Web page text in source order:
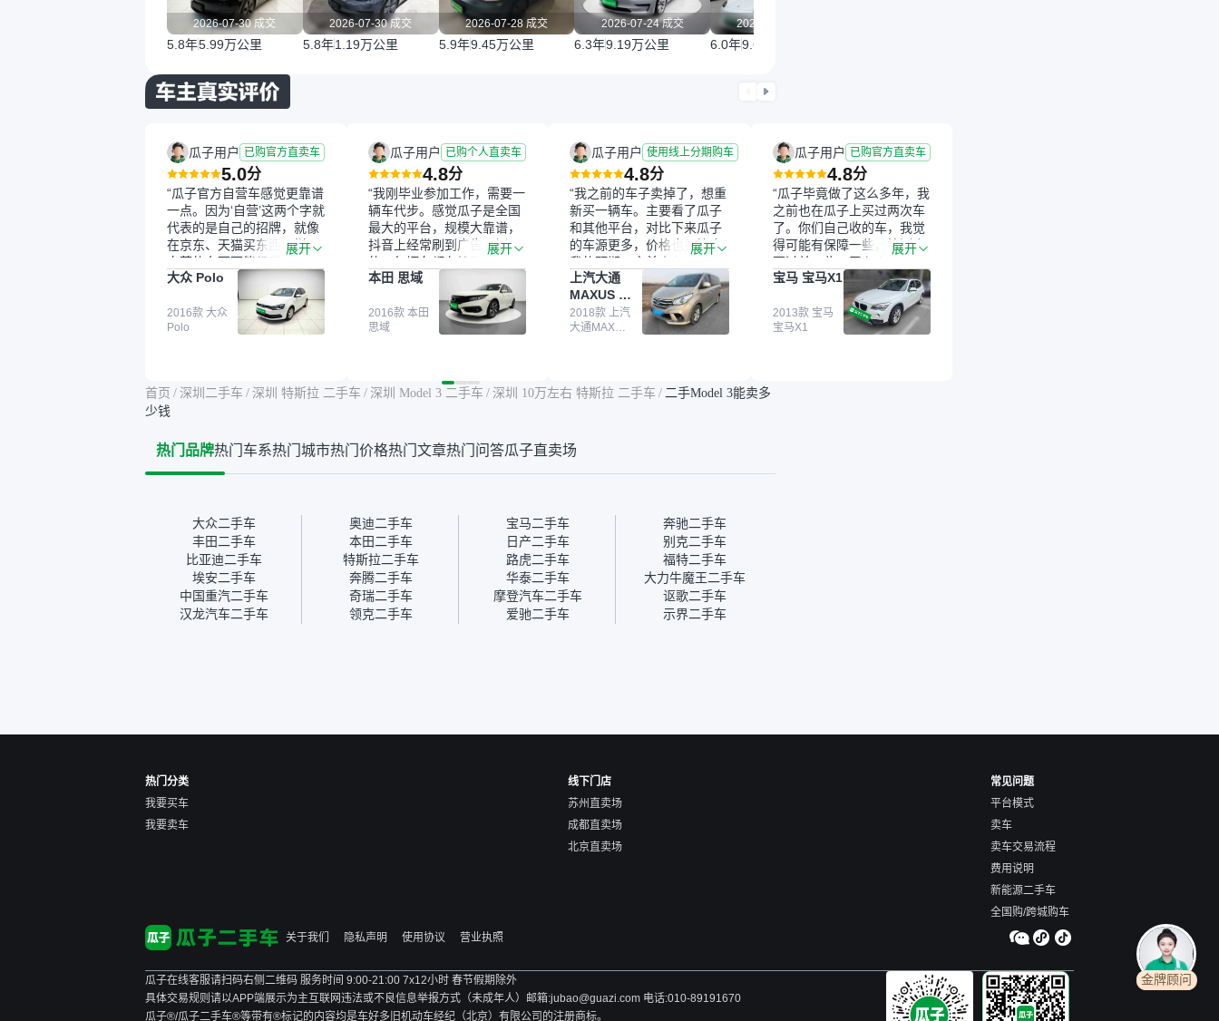
2026-07-30 成交
5.8年5.99万公里
2026-07-30 成交
5.8年1.19万公里
2026-07-28 成交
5.9年9.45万公里
2026-07-24 成交
6.3年9.19万公里
2026-07-23 成交
6.0年9.62万公里
瓜子用户 已购官方直卖车
5.0分
“瓜子官方自营车感觉更靠谱
一点。因为‘自营’这两个字就
代表的是自己的招牌，就像
在京东、天猫买东西一样，
自营的东西可能都要好一
点。就是这种刻板印象吧。
一开始买二手车的时候，我
确实有担心过事故车、泡水
车这些问题。瓜子的检测报
况。我拿到你们的信息之
后，自己又在线上去做了一
台），同时也找了朋友帮忙
线下看车。结果跟你们的报
我第一天看车，第二天你们
就约我到店，我第三天去提
的车。去之前我提前跟交接
人员说好，到了之后要当着
我的面再做一次复检，你们
也安排了师傅，服务可以，
速度很快。体验下来自营车
展开
大众 Polo
2016款 大众
Polo
瓜子用户 已购个人直卖车
4.8分
“我刚毕业参加工作，需要一
辆车代步。感觉瓜子是全国
最大的平台，规模大靠谱，
抖音上经常刷到广告，挺火
的。每辆车都有检测报告，
这个让我很放心。去外面买
车全凭卖家一张嘴，不敢
买。我买了本田思域，白
色，过户次数少，公里数符
平台，车价贵点也正常，毕
竟有保障。其他平台上很多
多花点钱买个放心。从个人
展开
本田 思域
2016款 本田
思域
瓜子用户 使用线上分期购车
4.8分
“我之前的车子卖掉了，想重
新买一辆车。主要看了瓜子
和其他平台，对比下来瓜子
的车源更多，价格也更符合
我的预期。之前卖车来过瓜
子，虽然价格没谈成，但
APP一直留着。瓜子毕竟是
大平台，整体印象还好。我
最终买了一台上汽大通，18
期，这一点很便捷，其他平
心的额外价值。虽然我砍过
为瓜子有质保，车子出小毛
病维修更有保障。”
展开
上汽大通
MAXUS 大
通G10
2018款 上汽
大通MAXUS
瓜子用户 已购官方直卖车
4.8分
“瓜子毕竟做了这么多年，我
之前也在瓜子上买过两次车
了。你们自己收的车，我觉
得可能有保障一些，检测会
更过关一些。平台自己收上
来再卖的车，应该更可靠。
我买的是宝马X1，主要看中
它的价格和公里数比较合
适。另外，瓜子承诺无火
展开
宝马 宝马X1
2013款 宝马
宝马X1
首页 / 深圳二手车 / 深圳 特斯拉 二手车 / 深圳 Model 3 二手车 / 深圳 10万左右 特斯拉 二手车 / 二手Model 3能卖多
少钱
热门品牌热门车系热门城市热门价格热门文章热门问答瓜子直卖场
大众二手车 奥迪二手车 宝马二手车
奔驰二手车
丰田二手车
本田二手车 日产二手车
别克二手车
比亚迪二手车
特斯拉二手车 路虎二手车
福特二手车
埃安二手车
奔腾二手车 华泰二手车
大力牛魔王二手车
中国重汽二手车
奇瑞二手车 摩登汽车二手车
讴歌二手车
汉龙汽车二手车
领克二手车 爱驰二手车 示界二手车
热门分类
我要买车
我要卖车
线下门店
苏州直卖场
成都直卖场
北京直卖场
常见问题
平台模式
卖车
卖车交易流程
费用说明
新能源二手车
全国购/跨城购车
关于我们
隐私声明 使用协议 营业执照
瓜子在线客服请扫码右侧二维码 服务时间 9:00-21:00 7x12小时 春节假期除外
具体交易规则请以APP端展示为主 互联网违法或不良信息举报方式（未成年人）邮箱:jubao@guazi.com 电话:010-89191670
瓜子®/瓜子二手车®等带有®标记的内容均是车好多旧机动车经纪（北京）有限公司的注册商标。
金牌顾问